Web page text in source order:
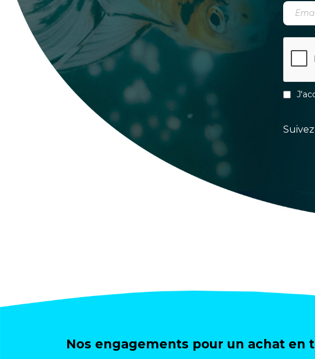
Nos engagements pour un achat en